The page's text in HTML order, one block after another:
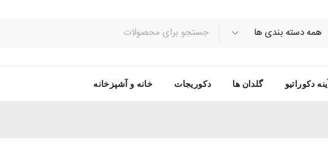
آینه دکوراتیو گلدان ها دکوریجات خانه و آشپزخانه